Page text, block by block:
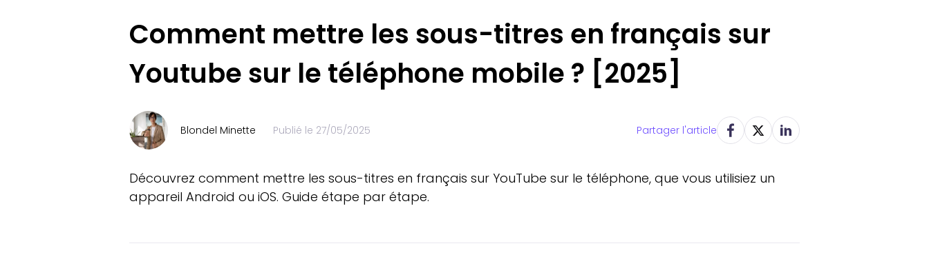
Comment mettre les sous-titres en français sur
Youtube sur le téléphone mobile ? [2025]
Blondel Minette Publié le 27/05/2025 Partager l'article
Découvrez comment mettre les sous-titres en français sur YouTube sur le téléphone, que vous utilisiez un
appareil Android ou iOS. Guide étape par étape.